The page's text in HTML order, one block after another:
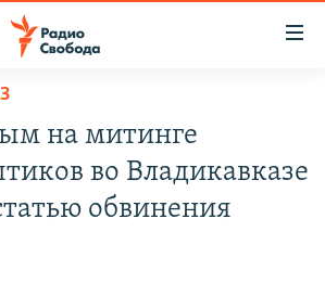
на митинге
во Владикавказе
обвинения